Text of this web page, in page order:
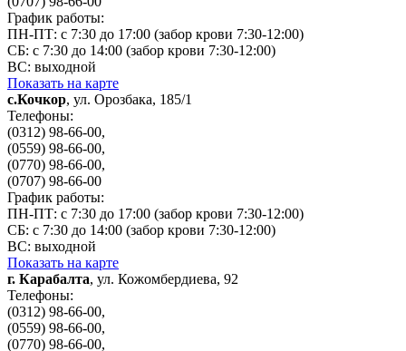
График работы:
ПН-ПТ: с 7:30 до 17:00 (забор крови 7:30-12:00)
СБ: с 7:30 до 14:00 (забор крови 7:30-12:00)
ВС: выходной
Показать на карте
с.Кочкор, ул. Орозбака, 185/1
Телефоны:
(0312) 98-66-00,
(0559) 98-66-00,
(0770) 98-66-00,
(0707) 98-66-00
График работы:
ПН-ПТ: с 7:30 до 17:00 (забор крови 7:30-12:00)
СБ: с 7:30 до 14:00 (забор крови 7:30-12:00)
ВС: выходной
Показать на карте
г. Карабалта, ул. Кожомбердиева, 92
Телефоны:
(0312) 98-66-00,
(0559) 98-66-00,
(0770) 98-66-00,